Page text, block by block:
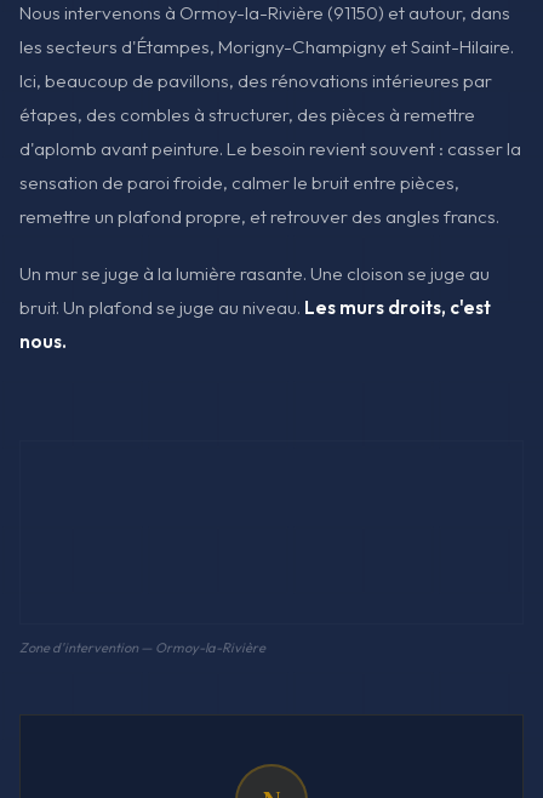
Nous intervenons à Ormoy-la-Rivière (91150) et autour, dans
les secteurs d'Étampes, Morigny-Champigny et Saint-Hilaire.
Ici, beaucoup de pavillons, des rénovations intérieures par
étapes, des combles à structurer, des pièces à remettre
d'aplomb avant peinture. Le besoin revient souvent : casser la
sensation de paroi froide, calmer le bruit entre pièces,
remettre un plafond propre, et retrouver des angles francs.
Un mur se juge à la lumière rasante. Une cloison se juge au
bruit. Un plafond se juge au niveau. Les murs droits, c'est
nous.
Zone d'intervention — Ormoy-la-Rivière